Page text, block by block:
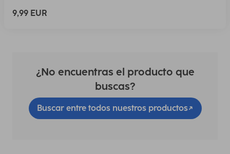
9,99 EUR
¿No encuentras el producto que
buscas?
Buscar entre todos nuestros productos